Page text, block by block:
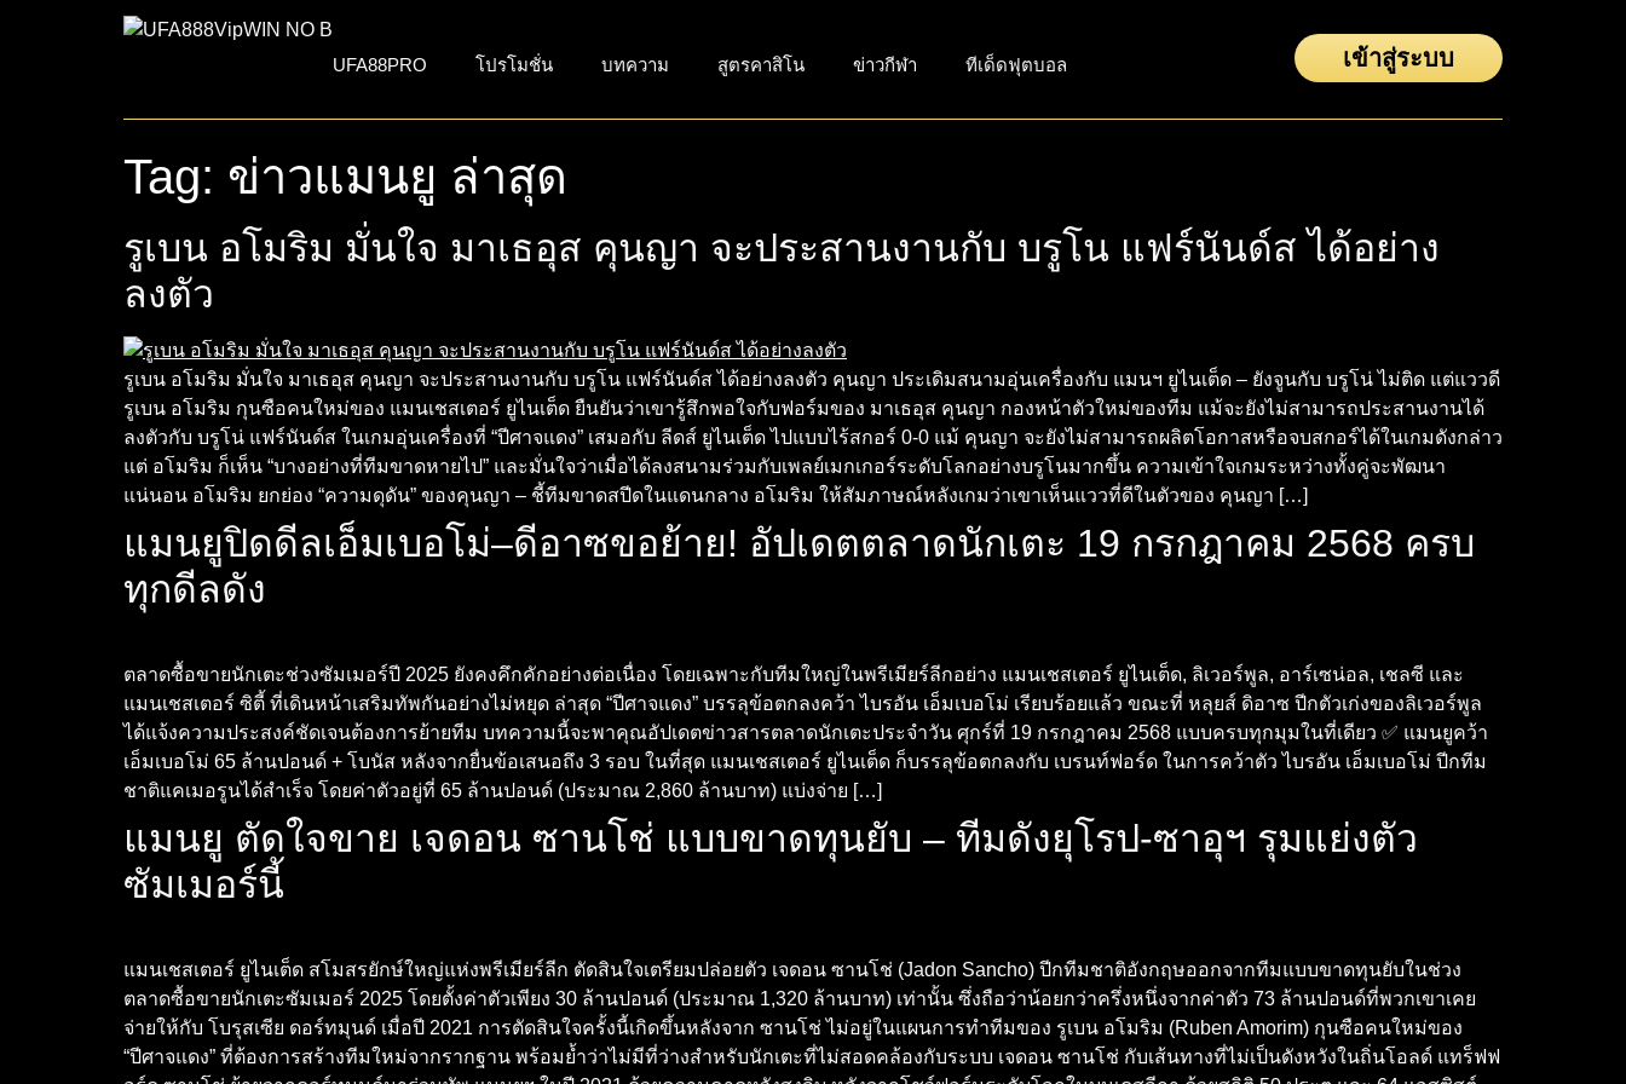
UFA88PRO โปรโมชั่น บทความ สูตรคาสิโน ข่าวกีฬา ทีเด็ดฟุตบอล เข้าสู่ระบบ
Tag: ข่าวแมนยู ล่าสุด
รูเบน อโมริม มั่นใจ มาเธอุส คุนญา จะประสานงานกับ บรูโน แฟร์นันด์ส ได้อย่าง
ลงตัว
รูเบน อโมริม มั่นใจ มาเธอุส คุนญา จะประสานงานกับ บรูโน แฟร์นันด์ส ได้อย่างลงตัว คุนญา ประเดิมสนามอุ่นเครื่องกับ แมนฯ ยูไนเต็ด – ยังจูนกับ บรูโน่ ไม่ติด แต่แววดี
รูเบน อโมริม กุนซือคนใหม่ของ แมนเชสเตอร์ ยูไนเต็ด ยืนยันว่าเขารู้สึกพอใจกับฟอร์มของ มาเธอุส คุนญา กองหน้าตัวใหม่ของทีม แม้จะยังไม่สามารถประสานงานได้
ลงตัวกับ บรูโน่ แฟร์นันด์ส ในเกมอุ่นเครื่องที่ “ปีศาจแดง” เสมอกับ ลีดส์ ยูไนเต็ด ไปแบบไร้สกอร์ 0-0 แม้ คุนญา จะยังไม่สามารถผลิตโอกาสหรือจบสกอร์ได้ในเกมดังกล่าว
แต่ อโมริม ก็เห็น “บางอย่างที่ทีมขาดหายไป” และมั่นใจว่าเมื่อได้ลงสนามร่วมกับเพลย์เมกเกอร์ระดับโลกอย่างบรูโนมากขึ้น ความเข้าใจเกมระหว่างทั้งคู่จะพัฒนา
แน่นอน อโมริม ยกย่อง “ความดุดัน” ของคุนญา – ชี้ทีมขาดสปีดในแดนกลาง อโมริม ให้สัมภาษณ์หลังเกมว่าเขาเห็นแววที่ดีในตัวของ คุนญา […]
แมนยูปิดดีลเอ็มเบอโม่–ดีอาซขอย้าย! อัปเดตตลาดนักเตะ 19 กรกฎาคม 2568 ครบ
ทุกดีลดัง
ตลาดซื้อขายนักเตะช่วงซัมเมอร์ปี 2025 ยังคงคึกคักอย่างต่อเนื่อง โดยเฉพาะกับทีมใหญ่ในพรีเมียร์ลีกอย่าง แมนเชสเตอร์ ยูไนเต็ด, ลิเวอร์พูล, อาร์เซน่อล, เชลซี และ
แมนเชสเตอร์ ซิตี้ ที่เดินหน้าเสริมทัพกันอย่างไม่หยุด ล่าสุด “ปีศาจแดง” บรรลุข้อตกลงคว้า ไบรอัน เอ็มเบอโม่ เรียบร้อยแล้ว ขณะที่ หลุยส์ ดิอาซ ปีกตัวเก่งของลิเวอร์พูล
ได้แจ้งความประสงค์ชัดเจนต้องการย้ายทีม บทความนี้จะพาคุณอัปเดตข่าวสารตลาดนักเตะประจำวัน ศุกร์ที่ 19 กรกฎาคม 2568 แบบครบทุกมุมในที่เดียว ✅ แมนยูคว้า
เอ็มเบอโม่ 65 ล้านปอนด์ + โบนัส หลังจากยื่นข้อเสนอถึง 3 รอบ ในที่สุด แมนเชสเตอร์ ยูไนเต็ด ก็บรรลุข้อตกลงกับ เบรนท์ฟอร์ด ในการคว้าตัว ไบรอัน เอ็มเบอโม่ ปีกทีม
ชาติแคเมอรูนได้สำเร็จ โดยค่าตัวอยู่ที่ 65 ล้านปอนด์ (ประมาณ 2,860 ล้านบาท) แบ่งจ่าย […]
แมนยู ตัดใจขาย เจดอน ซานโช่ แบบขาดทุนยับ – ทีมดังยุโรป-ซาอุฯ รุมแย่งตัว
ซัมเมอร์นี้
แมนเชสเตอร์ ยูไนเต็ด สโมสรยักษ์ใหญ่แห่งพรีเมียร์ลีก ตัดสินใจเตรียมปล่อยตัว เจดอน ซานโช่ (Jadon Sancho) ปีกทีมชาติอังกฤษออกจากทีมแบบขาดทุนยับในช่วง
ตลาดซื้อขายนักเตะซัมเมอร์ 2025 โดยตั้งค่าตัวเพียง 30 ล้านปอนด์ (ประมาณ 1,320 ล้านบาท) เท่านั้น ซึ่งถือว่าน้อยกว่าครึ่งหนึ่งจากค่าตัว 73 ล้านปอนด์ที่พวกเขาเคย
จ่ายให้กับ โบรุสเซีย ดอร์ทมุนด์ เมื่อปี 2021 การตัดสินใจครั้งนี้เกิดขึ้นหลังจาก ซานโช่ ไม่อยู่ในแผนการทำทีมของ รูเบน อโมริม (Ruben Amorim) กุนซือคนใหม่ของ
“ปีศาจแดง” ที่ต้องการสร้างทีมใหม่จากรากฐาน พร้อมย้ำว่าไม่มีที่ว่างสำหรับนักเตะที่ไม่สอดคล้องกับระบบ เจดอน ซานโช่ กับเส้นทางที่ไม่เป็นดังหวังในถิ่นโอลด์ แทร็ฟฟ